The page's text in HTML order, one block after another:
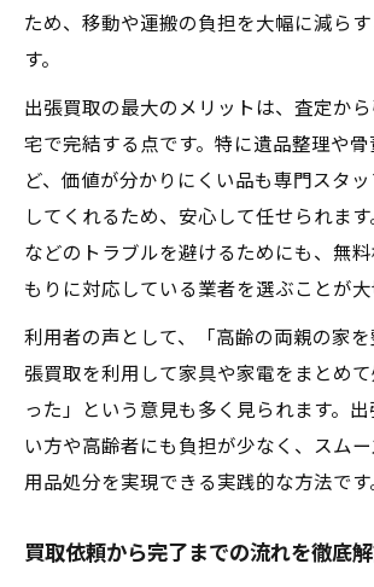
ため、移動や運搬の負担を大幅に減ら
す。
出張買取の最大のメリットは、査定か
宅で完結する点です。特に遺品整理や
ど、価値が分かりにくい品も専門スタ
してくれるため、安心して任せられます
などのトラブルを避けるためにも、無
もりに対応している業者を選ぶことが大
利用者の声として、「高齢の両親の家
張買取を利用して家具や家電をまとめ
った」という意見も多く見られます。
い方や高齢者にも負担が少なく、スム
用品処分を実現できる実践的な方法です
買取依頼から完了までの流れを徹底